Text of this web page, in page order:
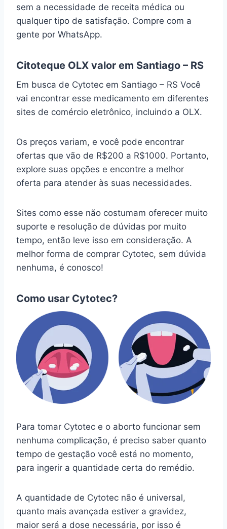
sem a necessidade de receita médica ou
qualquer tipo de satisfação. Compre com a
gente por WhatsApp.
Citoteque OLX valor em Santiago – RS
Em busca de Cytotec em Santiago – RS Você
vai encontrar esse medicamento em diferentes
sites de comércio eletrônico, incluindo a OLX.
Os preços variam, e você pode encontrar
ofertas que vão de R$200 a R$1000. Portanto,
explore suas opções e encontre a melhor
oferta para atender às suas necessidades.
Sites como esse não costumam oferecer muito
suporte e resolução de dúvidas por muito
tempo, então leve isso em consideração. A
melhor forma de comprar Cytotec, sem dúvida
nenhuma, é conosco!
Como usar Cytotec?
Para tomar Cytotec e o aborto funcionar sem
nenhuma complicação, é preciso saber quanto
tempo de gestação você está no momento,
para ingerir a quantidade certa do remédio.
A quantidade de Cytotec não é universal,
quanto mais avançada estiver a gravidez,
maior será a dose necessária, por isso é